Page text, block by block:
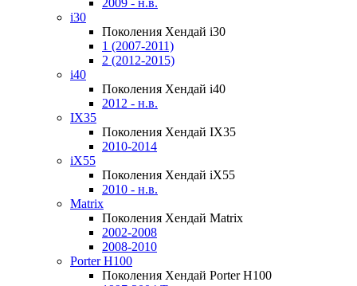
2009 - н.в.
i30
Поколения Хендай i30
1 (2007-2011)
2 (2012-2015)
i40
Поколения Хендай i40
2012 - н.в.
IX35
Поколения Хендай IX35
2010-2014
iX55
Поколения Хендай iX55
2010 - н.в.
Matrix
Поколения Хендай Matrix
2002-2008
2008-2010
Porter H100
Поколения Хендай Porter H100